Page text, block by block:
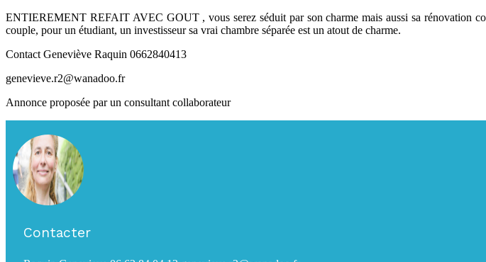
ENTIEREMENT REFAIT AVEC GOUT , vous serez séduit par son charme mais aussi sa rénovation
couple, pour un étudiant, un investisseur sa vrai chambre séparée est un atout de charme.
Contact Geneviève Raquin 0662840413
genevieve.r2@wanadoo.fr
Annonce proposée par un consultant collaborateur
Contacter